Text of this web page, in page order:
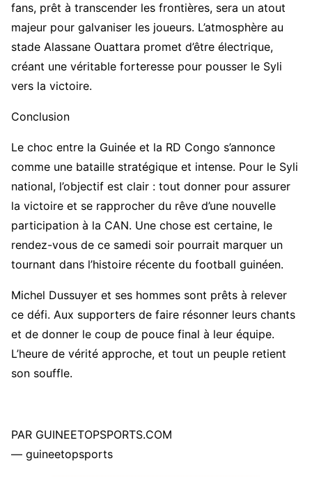
fans, prêt à transcender les frontières, sera un atout
majeur pour galvaniser les joueurs. L’atmosphère au
stade Alassane Ouattara promet d’être électrique,
créant une véritable forteresse pour pousser le Syli
vers la victoire.
Conclusion
Le choc entre la Guinée et la RD Congo s’annonce
comme une bataille stratégique et intense. Pour le Syli
national, l’objectif est clair : tout donner pour assurer
la victoire et se rapprocher du rêve d’une nouvelle
participation à la CAN. Une chose est certaine, le
rendez-vous de ce samedi soir pourrait marquer un
tournant dans l’histoire récente du football guinéen.
Michel Dussuyer et ses hommes sont prêts à relever
ce défi. Aux supporters de faire résonner leurs chants
et de donner le coup de pouce final à leur équipe.
L’heure de vérité approche, et tout un peuple retient
son souffle.
PAR GUINEETOPSPORTS.COM
— guineetopsports